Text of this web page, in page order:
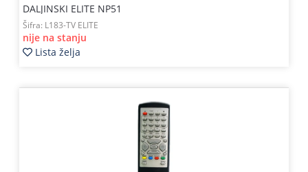
DALJINSKI ELITE NP51
Šifra: L183-TV ELITE
nije na stanju
Lista želja